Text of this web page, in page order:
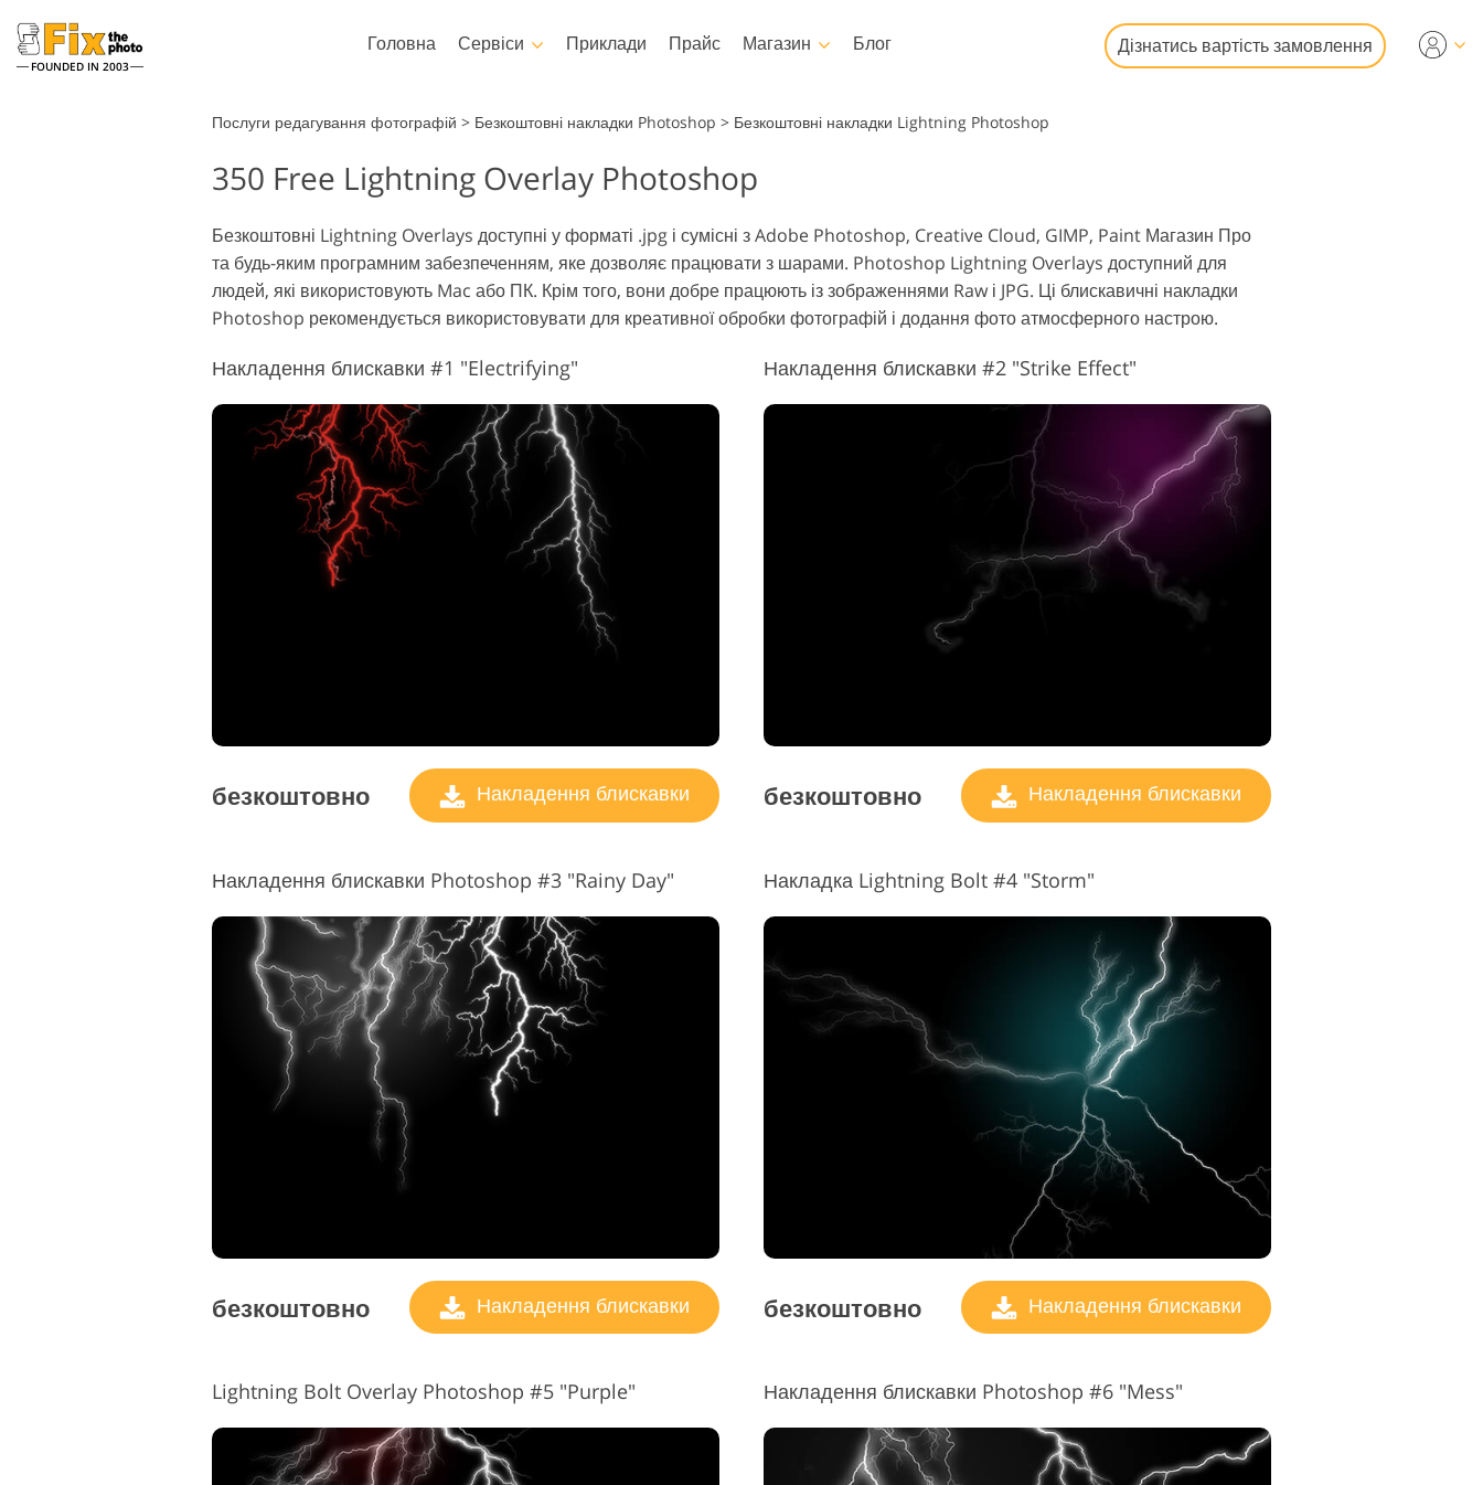
FOUNDED IN 2003
Головна Сервіси
новонароджених
нерухомості
Редагування Весільних
Моделі одягу, згенеровані
за допомогою штучного
Фотоманіпуляції Реставрація фото
Сервіс ретуші товарів
Редагування фото
ювелірних виробів
Послуги з Редагування
Приклади Прайс Магазин
Lightroom
Пресети Lightroom
Пресети - Найкраща
Пропозиція
Мобільні пресети
Photoshop
Photoshop Екшени
Накладення Photoshop
Текстури Photoshop
Цілі колекції екшенів Ps
Набори Ps Overlays
Templates
Усі шаблони
Листівки до Дня Святого
Валентина
Запрошення на весілля
Запрошення на дитяче
Video
Професійні відео
оверлейси
Блог Дізнатись вартість замовлення
Послуги редагування фотографій > Безкоштовні накладки Photoshop > Безкоштовні накладки Lightning Photoshop
350 Free Lightning Overlay Photoshop
Безкоштовні Lightning Overlays доступні у форматі .jpg і сумісні з Adobe Photoshop, Creative Cloud, GIMP, Paint Магазин Про
та будь-яким програмним забезпеченням, яке дозволяє працювати з шарами. Photoshop Lightning Overlays доступний для
людей, які використовують Mac або ПК. Крім того, вони добре працюють із зображеннями Raw і JPG. Ці блискавичні накладки
Photoshop рекомендується використовувати для креативної обробки фотографій і додання фото атмосферного настрою.
Накладення блискавки #1 "Electrifying"
безкоштовно Накладення блискавки
Накладення блискавки #2 "Strike Effect"
безкоштовно Накладення блискавки
Накладення блискавки Photoshop #3 "Rainy Day"
безкоштовно Накладення блискавки
Накладка Lightning Bolt #4 "Storm"
безкоштовно Накладення блискавки
Lightning Bolt Overlay Photoshop #5 "Purple" Накладення блискавки Photoshop #6 "Mess"